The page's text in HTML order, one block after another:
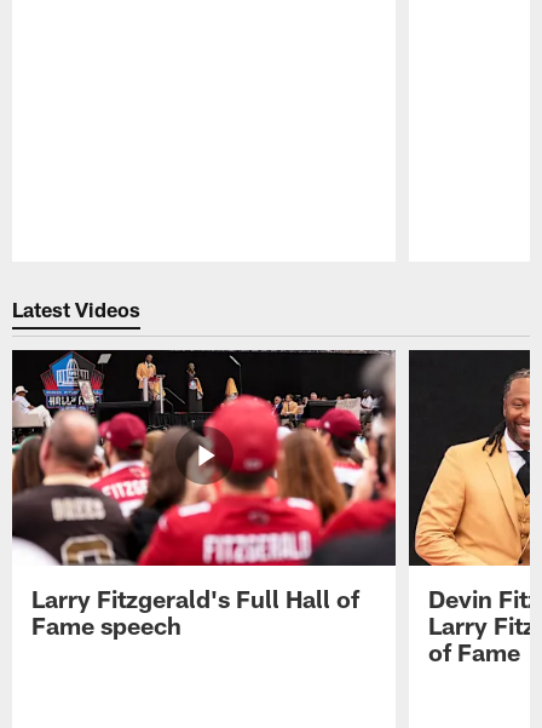
Latest Videos
Larry Fitzgerald's Full Hall of
Fame speech
Devin
Larry
of Fame